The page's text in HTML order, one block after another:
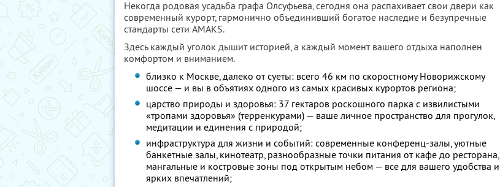
Некогда родовая усадьба графа Олсуфьева, сегодня она распахивает свои двери как
современный курорт, гармонично объединивший богатое наследие и безупречные
стандарты сети AMAKS.
Здесь каждый уголок дышит историей, а каждый момент вашего отдыха наполнен
комфортом и вниманием.
близко к Москве, далеко от суеты: всего 46 км по скоростному Новорижскому
шоссе — и вы в объятиях одного из самых красивых курортов региона;
царство природы и здоровья: 37 гектаров роскошного парка с извилистыми
«тропами здоровья» (терренкурами) — ваше личное пространство для прогулок,
медитации и единения с природой;
инфраструктура для жизни и событий: современные конференц-залы, уютные
банкетные залы, кинотеатр, разнообразные точки питания от кафе до ресторана,
мангальные и костровые зоны под открытым небом — все для вашего удобства и
ярких впечатлений;